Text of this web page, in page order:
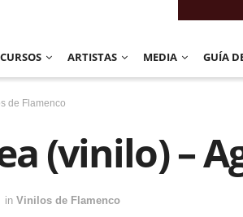
CURSOS ARTISTAS MEDIA GUÍA
de Flamenco
(vinilo) –
in Vinilos de Flamenco